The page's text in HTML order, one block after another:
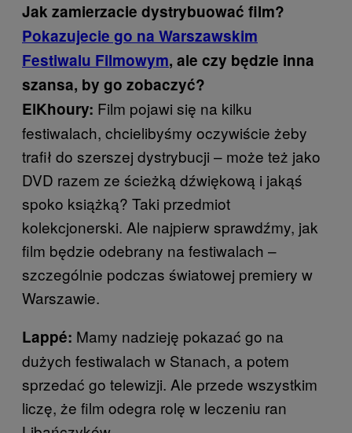
Jak zamierzacie dystrybuować film?
Pokazujecie go na Warszawskim
Festiwalu Filmowym, ale czy będzie inna
szansa, by go zobaczyć?
ElKhoury: Film pojawi się na kilku
festiwalach, chcielibyśmy oczywiście żeby
trafił do szerszej dystrybucji – może też jako
DVD razem ze ścieżką dźwiękową i jakąś
spoko książką? Taki przedmiot
kolekcjonerski. Ale najpierw sprawdźmy, jak
film będzie odebrany na festiwalach –
szczególnie podczas światowej premiery w
Warszawie.
Lappé: Mamy nadzieję pokazać go na
dużych festiwalach w Stanach, a potem
sprzedać go telewizji. Ale przede wszystkim
liczę, że film odegra rolę w leczeniu ran